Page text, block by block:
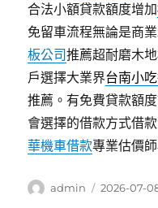
合法小額貸款額度增加
免留車流程無論是商
板公司推薦超耐磨木
戶選擇大業界台南小
推薦。有免費貸款額
會選擇的借款方式借
華機車借款專業估價
作
admin
發
2026-07-